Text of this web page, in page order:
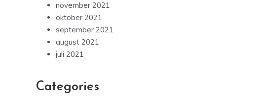
november 2021
oktober 2021
september 2021
august 2021
juli 2021
Categories